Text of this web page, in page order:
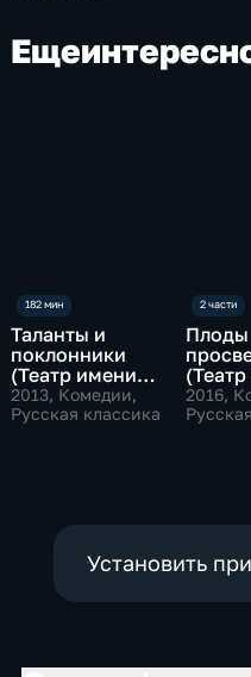
Еще
Таланты и
поклонники
(Театр имени
Маяковского)
2013, Комедии,
Русская классика
Плоды
2016,
Установить